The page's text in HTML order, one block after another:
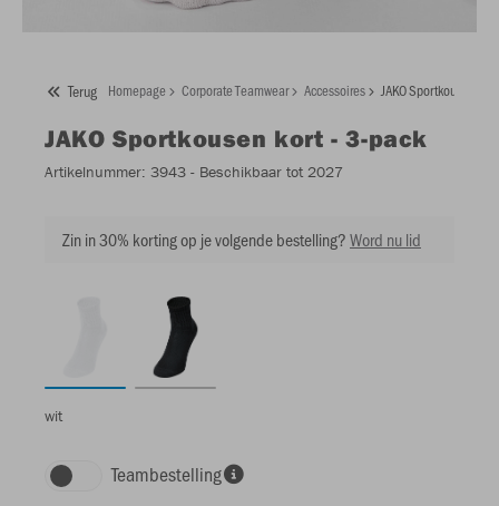
Terug Homepage Corporate Teamwear Accessoires JAKO Sportkousen
JAKO Sportkousen kort - 3-pack
Artikelnummer: 3943 - Beschikbaar tot 2027
Zin in 30% korting op je volgende bestelling?Word nu lid
wit
Teambestelling